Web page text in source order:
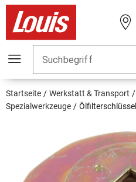
Suchbegriff
Startseite Werkstatt & Transport
Spezialwerkzeuge
Ölfilterschlüssel